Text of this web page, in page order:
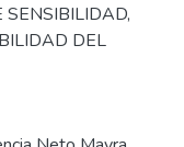
SENSIBILIDAD,
DEL